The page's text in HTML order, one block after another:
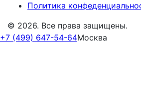
Политика
© 2026. Все права защищены.
+7 (499) 647-54-64Москва